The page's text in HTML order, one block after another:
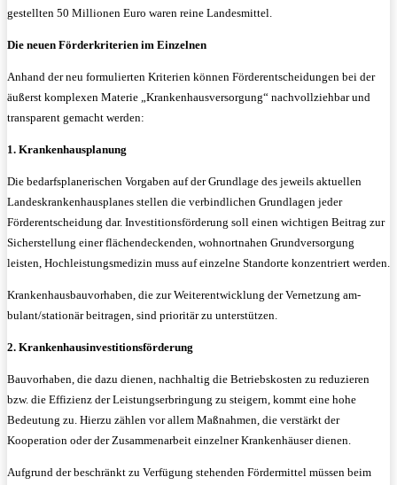
gestellten 50 Millionen Euro waren reine Landesmittel.
Die neuen Förderkriterien im Einzelnen
Anhand der neu formulierten Kriterien können Förderentscheidungen bei der
äußerst komplexen Materie „Krankenhausversorgung“ nachvollziehbar und
transparent gemacht werden:
1. Krankenhausplanung
Die bedarfsplanerischen Vorgaben auf der Grundlage des jeweils aktuellen
Landeskrankenhausplanes stellen die verbindlichen Grundlagen jeder
Förderentscheidung dar. Investitionsförderung soll einen wichtigen Beitrag zur
Sicherstellung einer flächendeckenden, wohnortnahen Grundversorgung
leisten, Hochleistungsmedizin muss auf einzelne Standorte konzentriert werden.
Krankenhausbauvorhaben, die zur Weiterentwicklung der Vernetzung am-
bulant/stationär beitragen, sind prioritär zu unterstützen.
2. Krankenhausinvestitionsförderung
Bauvorhaben, die dazu dienen, nachhaltig die Betriebskosten zu reduzieren
bzw. die Effizienz der Leistungserbringung zu steigern, kommt eine hohe
Bedeutung zu. Hierzu zählen vor allem Maßnahmen, die verstärkt der
Kooperation oder der Zusammenarbeit einzelner Krankenhäuser dienen.
Aufgrund der beschränkt zu Verfügung stehenden Fördermittel müssen beim